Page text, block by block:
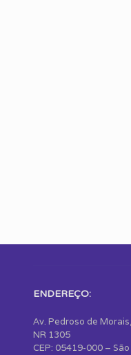
ENDEREÇO:
Av. Pedroso de
NR 1305
CEP: 05419-000 –